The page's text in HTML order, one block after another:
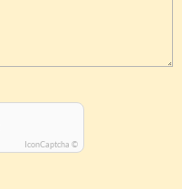
IconCaptcha ©